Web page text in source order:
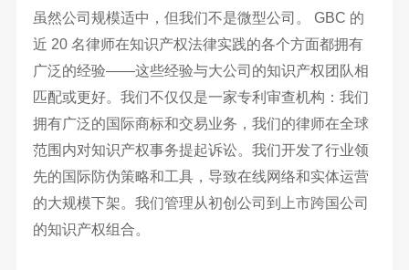
虽然公司规模适中，但我们不是微型公司。 GBC 的
近 20 名律师在知识产权法律实践的各个方面都拥有
广泛的经验——这些经验与大公司的知识产权团队相
匹配或更好。我们不仅仅是一家专利审查机构：我们
拥有广泛的国际商标和交易业务，我们的律师在全球
范围内对知识产权事务提起诉讼。我们开发了行业领
先的国际防伪策略和工具，导致在线网络和实体运营
的大规模下架。我们管理从初创公司到上市跨国公司
的知识产权组合。